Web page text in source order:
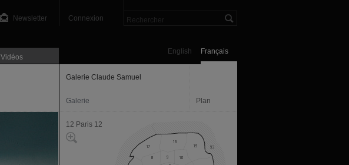
Connexion
Newsletter
Français
English
Vidéos
Galerie Claude Samuel
Galerie Plan
12 Paris 12